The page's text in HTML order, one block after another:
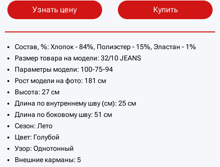
Узнать цену Купить
Состав, %: Хлопок - 84%, Полиэстер - 15%, Эластан - 1%
Размер товара на модели: 32/10 JEANS
Параметры модели: 100-75-94
Рост модели на фото: 181 см
Высота: 27 см
Длина по внутреннему шву (см): 25 см
Длина по боковому шву: 51 см
Сезон: Лето
Цвет: Голубой
Узор: Однотонный
Внешние карманы: 5